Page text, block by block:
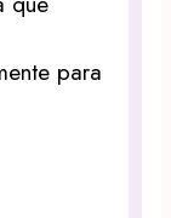
para